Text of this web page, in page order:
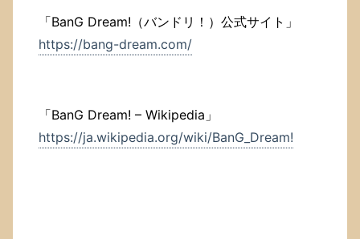
「BanG Dream!（バンドリ！）公式サイト」
https://bang-dream.com/
「BanG Dream! – Wikipedia」
https://ja.wikipedia.org/wiki/BanG_Dream!